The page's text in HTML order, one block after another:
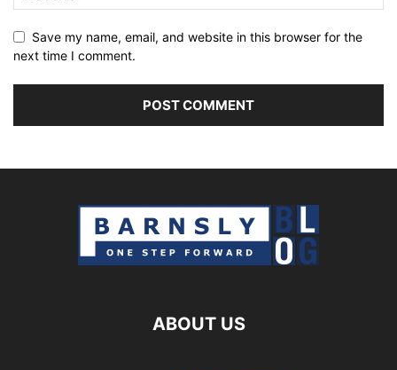
Save my name, email, and website in this browser for the
next time I comment.
ABOUT US